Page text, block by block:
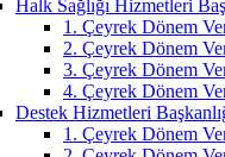
Halk Sağlığı Hizmetleri
1. Çeyrek Dönem
2. Çeyrek Dönem
3. Çeyrek Dönem
4. Çeyrek Dönem
Destek Hizmetleri
1. Çeyrek Dönem